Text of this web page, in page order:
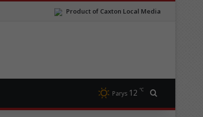
Product of Caxton Local Media
Parys 12 ℃